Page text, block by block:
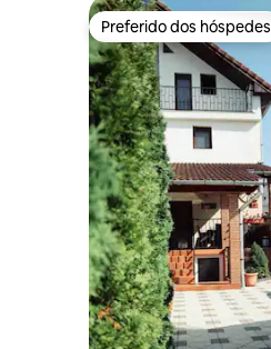
Preferido dos hóspedes
Preferido dos hóspedes